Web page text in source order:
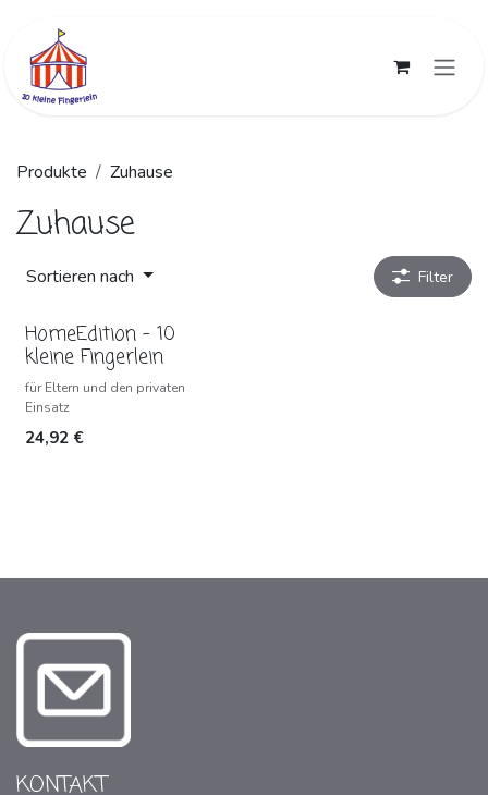
Produkte Zuhause
Zuhause
Sortieren nach Filter
HomeEdition - 10
kleine Fingerlein
für Eltern und den privaten
Einsatz
24,92 €
KONTAKT